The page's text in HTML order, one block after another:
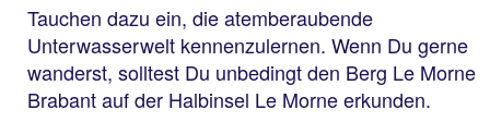
Tauchen dazu ein, die atemberaubende
Unterwasserwelt kennenzulernen. Wenn Du gerne
wanderst, solltest Du unbedingt den Berg Le Morne
Brabant auf der Halbinsel Le Morne erkunden.